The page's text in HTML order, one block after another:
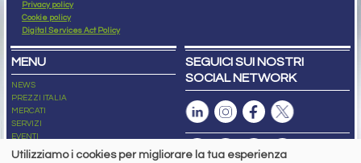
Privacy policy
Cookie policy
Digital Services Act Policy
MENU
NEWS
PREZZI ITALIA
MERCATI
SERVIZI
EVENTI
ABBONAMENTI
SEGUICI SUI NOSTRI
SOCIAL NETWORK
Utilizziamo i cookies per migliorare la tua esperienza